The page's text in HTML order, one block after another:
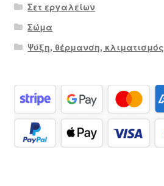
Σετ εργαλείων
Σώμα
Ψύξη, θέρμανση, κλιματισμός